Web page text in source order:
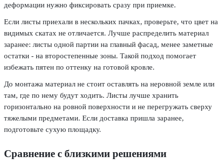
деформации нужно фиксировать сразу при приемке.
Если листы приехали в нескольких пачках, проверьте, что цвет на
видимых скатах не отличается. Лучше распределить материал
заранее: листы одной партии на главный фасад, менее заметные
остатки - на второстепенные зоны. Такой подход помогает
избежать пятен по оттенку на готовой кровле.
До монтажа материал не стоит оставлять на неровной земле или
там, где по нему будут ходить. Листы лучше хранить
горизонтально на ровной поверхности и не перегружать сверху
тяжелыми предметами. Если доставка пришла заранее,
подготовьте сухую площадку.
Сравнение с близкими решениями